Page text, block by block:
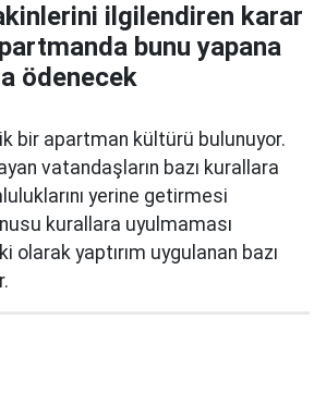
ilgilendiren karar
bunu yapana
ödenecek
bir apartman kültürü bulunuyor.
vatandaşların bazı kurallara
yerine getirmesi
kurallara uyulmaması
olarak yaptırım uygulanan bazı